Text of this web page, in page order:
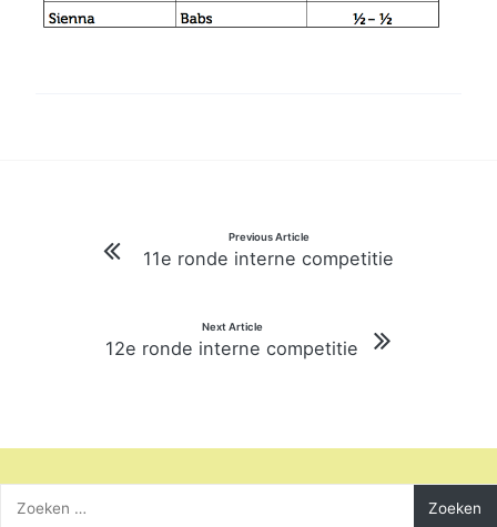
navigatie
Previous Article
11e ronde interne competitie
Next Article
12e ronde interne competitie
naar: